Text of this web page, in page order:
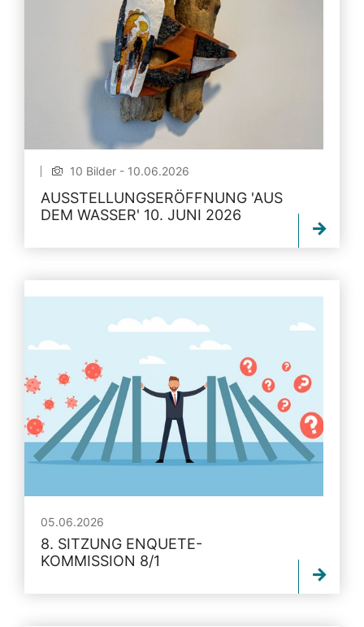
10 Bilder - 10.06.2026
AUSSTELLUNGSERÖFFNUNG 'AUS
DEM WASSER' 10. JUNI 2026
05.06.2026
8. SITZUNG ENQUETE-
KOMMISSION 8/1